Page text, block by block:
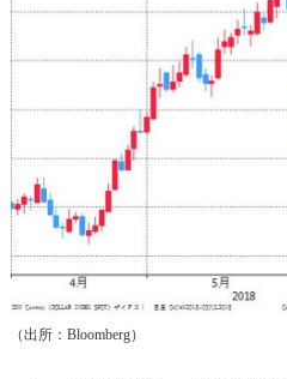
（出所：Bloomberg）